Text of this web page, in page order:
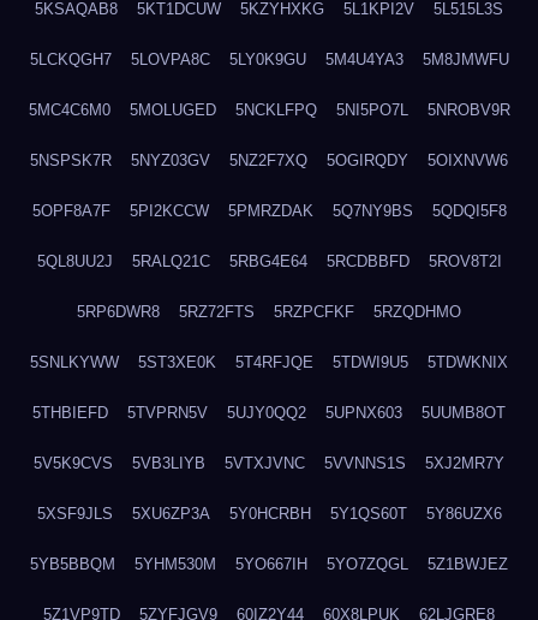
5KSAQAB8 5KT1DCUW 5KZYHXKG 5L1KPI2V 5L515L3S
5LCKQGH7 5LOVPA8C 5LY0K9GU 5M4U4YA3 5M8JMWFU
5MC4C6M0 5MOLUGED 5NCKLFPQ 5NI5PO7L 5NROBV9R
5NSPSK7R 5NYZ03GV 5NZ2F7XQ 5OGIRQDY 5OIXNVW6
5OPF8A7F 5PI2KCCW 5PMRZDAK 5Q7NY9BS 5QDQI5F8
5QL8UU2J 5RALQ21C 5RBG4E64 5RCDBBFD 5ROV8T2I
5RP6DWR8 5RZ72FTS 5RZPCFKF 5RZQDHMO
5SNLKYWW 5ST3XE0K 5T4RFJQE 5TDWI9U5 5TDWKNIX
5THBIEFD 5TVPRN5V 5UJY0QQ2 5UPNX603 5UUMB8OT
5V5K9CVS 5VB3LIYB 5VTXJVNC 5VVNNS1S 5XJ2MR7Y
5XSF9JLS 5XU6ZP3A 5Y0HCRBH 5Y1QS60T 5Y86UZX6
5YB5BBQM 5YHM530M 5YO667IH 5YO7ZQGL 5Z1BWJEZ
5Z1VP9TD 5ZYFJGV9 60IZ2Y44 60X8LPUK 62LJGRE8